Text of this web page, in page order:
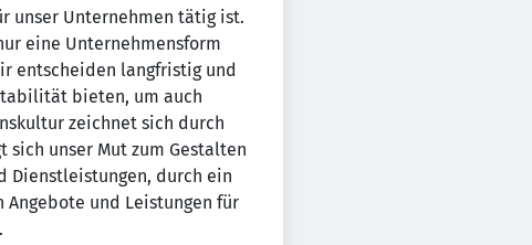
unser Unternehmen tätig ist.
eine Unternehmensform
entscheiden langfristig und
bieten, um auch
zeichnet sich durch
sich unser Mut zum Gestalten
Dienstleistungen, durch ein
und Leistungen für